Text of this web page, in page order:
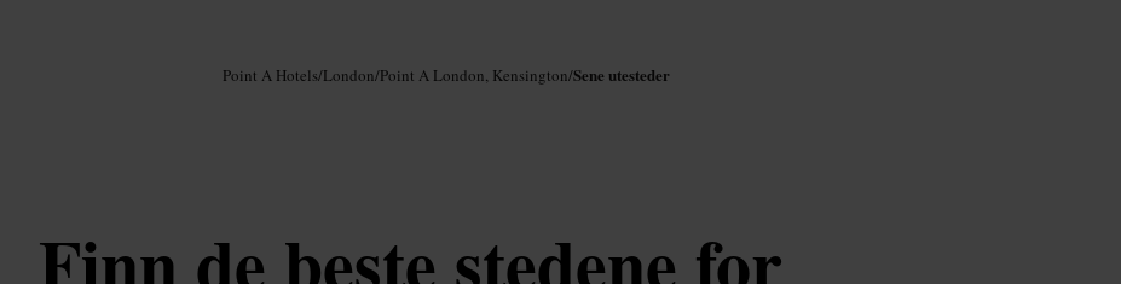
Point A Hotels/London/Point A London, Kensington/Sene utesteder
Finn de beste stedene for